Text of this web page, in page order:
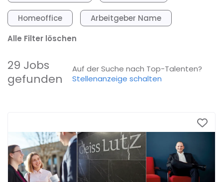
Homeoffice
Arbeitgeber Name
Alle Filter löschen
29 Jobs
gefunden
Auf der Suche nach Top-Talenten?
Stellenanzeige schalten